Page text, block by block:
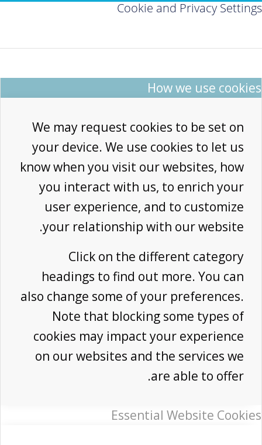
Cookie and Privacy Settings
How we use cookies
We may request cookies to be set on
your device. We use cookies to let us
know when you visit our websites, how
you interact with us, to enrich your
user experience, and to customize
your relationship with our website.
Click on the different category
headings to find out more. You can
also change some of your preferences.
Note that blocking some types of
cookies may impact your experience
on our websites and the services we
are able to offer.
Essential Website Cookies